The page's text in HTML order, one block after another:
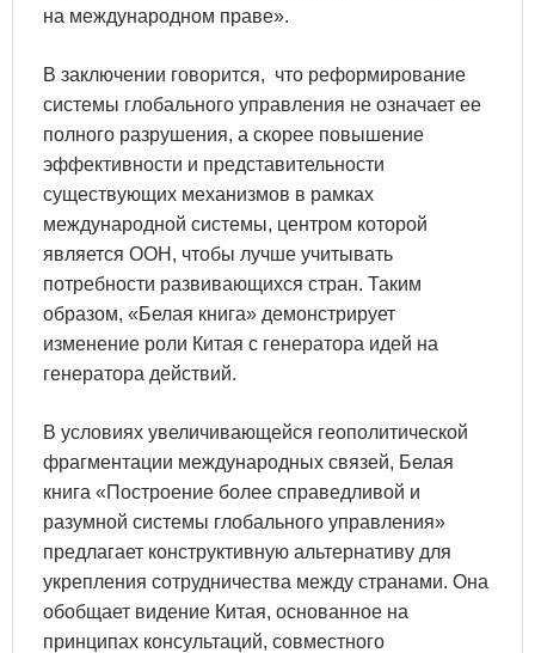
на международном праве».
В заключении говорится, что реформирование
системы глобального управления не означает ее
полного разрушения, а скорее повышение
эффективности и представительности
существующих механизмов в рамках
международной системы, центром которой
является ООН, чтобы лучше учитывать
потребности развивающихся стран. Таким
образом, «Белая книга» демонстрирует
изменение роли Китая с генератора идей на
генератора действий.
В условиях увеличивающейся геополитической
фрагментации международных связей, Белая
книга «Построение более справедливой и
разумной системы глобального управления»
предлагает конструктивную альтернативу для
укрепления сотрудничества между странами. Она
обобщает видение Китая, основанное на
принципах консультаций, совместного